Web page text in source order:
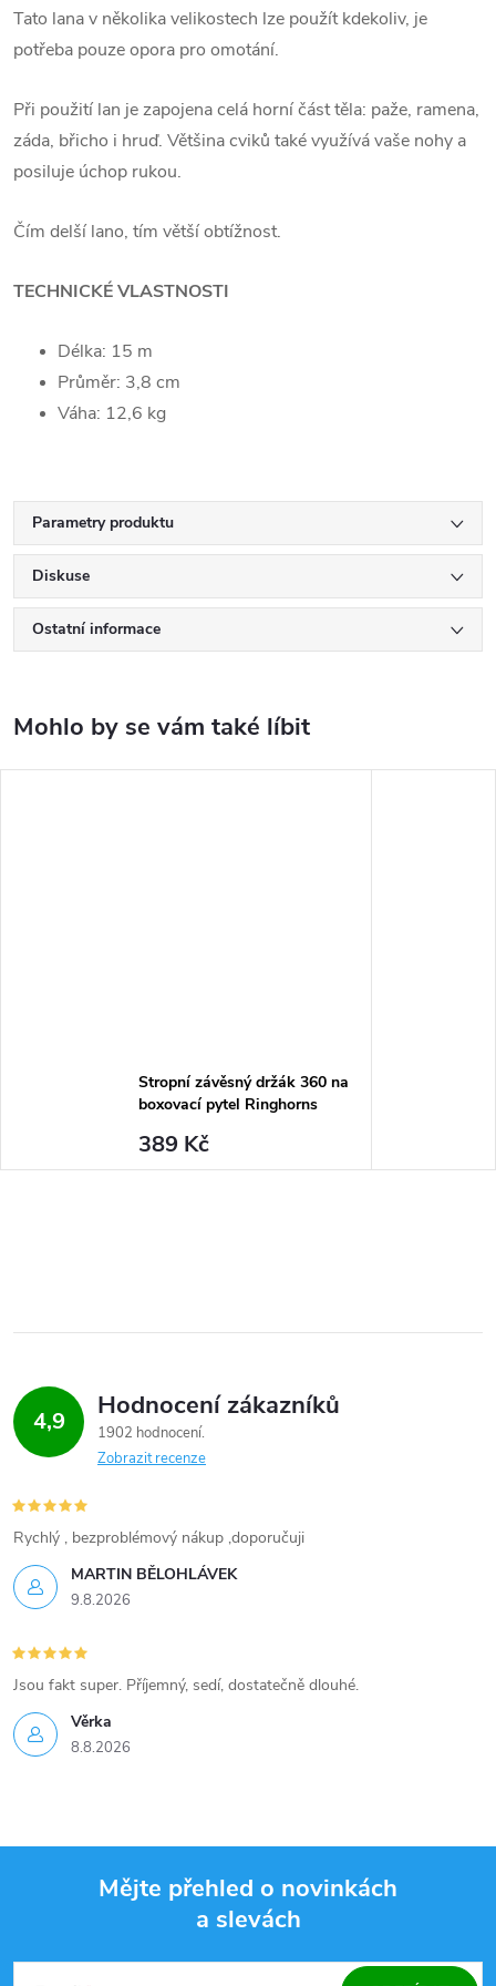
Tato lana v několika velikostech lze použít kdekoliv, je
potřeba pouze opora pro omotání.
Při použití lan je zapojena celá horní část těla: paže, ramena,
záda, břicho i hruď. Většina cviků také využívá vaše nohy a
posiluje úchop rukou.
Čím delší lano, tím větší obtížnost.
TECHNICKÉ VLASTNOSTI
Délka: 15 m
Průměr: 3,8 cm
Váha: 12,6 kg
Parametry produktu
Diskuse
Ostatní informace
Stropní závěsný držák 360 na
boxovací pytel Ringhorns
389 Kč
4,9 Hodnocení zákazníků
1902 hodnocení
Zobrazit recenze
MARTIN BĚLOHLÁVEK
9.8.2026
Rychlý , bezproblémový nákup ,doporučuji
Věrka
8.8.2026
Jsou fakt super. Příjemný, sedí, dostatečně dlouhé.
Mějte přehled o novinkách
a slevách